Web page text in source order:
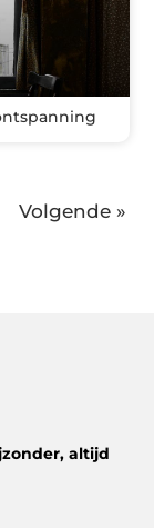
Volgende »
altijd